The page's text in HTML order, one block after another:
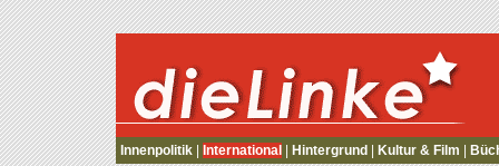
die Linke
Innenpolitik International Hintergrund Kultur & Film